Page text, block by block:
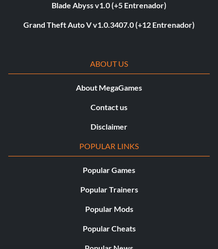
Blade Abyss v1.0 (+5 Entrenador)
Grand Theft Auto V v1.0.3407.0 (+12 Entrenador)
ABOUT US
About MegaGames
Contact us
Disclaimer
POPULAR LINKS
Popular Games
Popular Trainers
Popular Mods
Popular Cheats